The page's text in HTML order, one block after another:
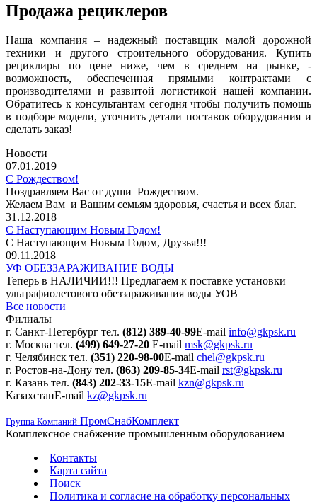
Продажа рециклеров
Наша компания – надежный поставщик малой дорожной
техники и другого строительного оборудования. Купить
рециклиры по цене ниже, чем в среднем на рынке, -
возможность, обеспеченная прямыми контрактами с
производителями и развитой логистикой нашей компании.
Обратитесь к консультантам сегодня чтобы получить помощь
в подборе модели, уточнить детали поставок оборудования и
сделать заказ!
Новости
07.01.2019
С Рождеством!
Поздравляем Вас от души Рождеством.
Желаем Вам и Вашим семьям здоровья, счастья и всех благ.
31.12.2018
С Наступающим Новым Годом!
С Наступающим Новым Годом, Друзья!!!
09.11.2018
УФ ОБЕЗЗАРАЖИВАНИЕ ВОДЫ
Теперь в НАЛИЧИИ!!! Предлагаем к поставке установки
ультрафиолетового обеззараживания воды УОВ
Все новости
Филиалы
г. Санкт-Петербург тел. (812) 389-40-99E-mail info@gkpsk.ru
г. Москва тел. (499) 649-27-20 E-mail msk@gkpsk.ru
г. Челябинск тел. (351) 220-98-00E-mail chel@gkpsk.ru
г. Ростов-на-Дону тел. (863) 209-85-34E-mail rst@gkpsk.ru
г. Казань тел. (843) 202-33-15E-mail kzn@gkpsk.ru
КазахстанE-mail kz@gkpsk.ru
Группа Компаний ПромСнабКомплект
Комплексное снабжение промышленным оборудованием
Контакты
Карта сайта
Поиск
Политика и согласие на обработку персональных